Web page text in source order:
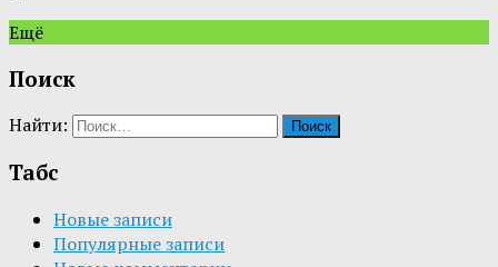
Ещё
Поиск
Найти:
Табс
Новые записи
Популярные записи